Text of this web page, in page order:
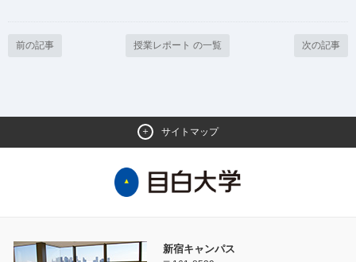
前の記事 授業レポート の一覧 次の記事
サイトマップ
新宿キャンパス